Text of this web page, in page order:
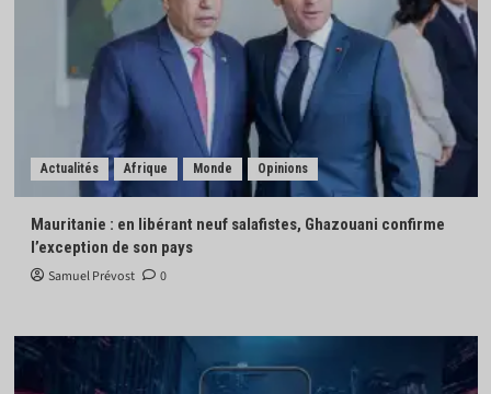
Actualités Afrique Monde Opinions
Mauritanie : en libérant neuf salafistes, Ghazouani confirme
l’exception de son pays
Samuel Prévost 0